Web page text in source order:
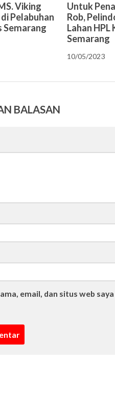
Viking
Pelabuhan
Semarang
Untuk
Rob,
Lahan HPL
Semarang
10/05/2023
BALASAN
email, dan situs web